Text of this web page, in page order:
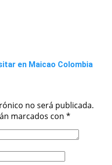
en Maicao Colombia
no será publicada.
marcados con *